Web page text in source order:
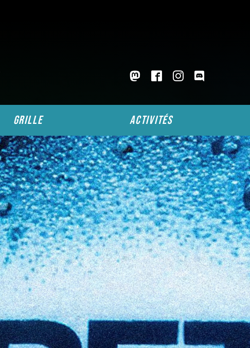
grille activités